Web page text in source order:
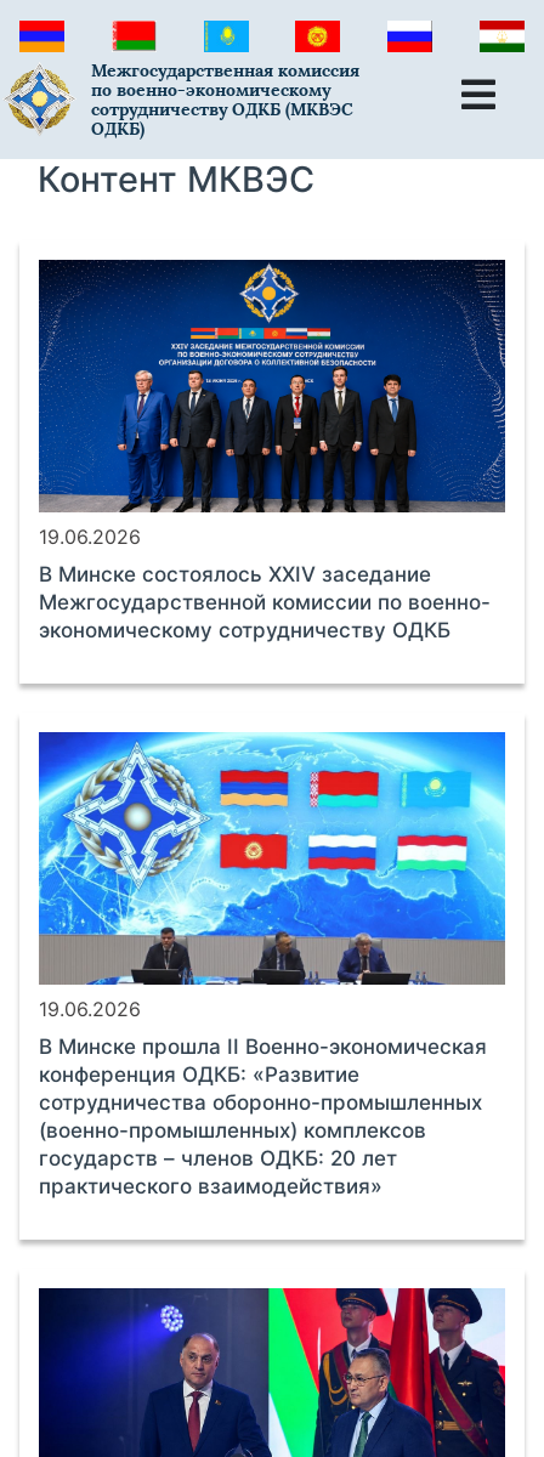
Межгосударственная комиссия
по военно-экономическому
сотрудничеству ОДКБ (МКВЭС
ОДКБ)
Контент МКВЭС
19.06.2026
В Минске состоялось XXIV заседание
Межгосударственной комиссии по военно-
экономическому сотрудничеству ОДКБ
19.06.2026
В Минске прошла II Военно-экономическая
конференция ОДКБ: «Развитие
сотрудничества оборонно-промышленных
(военно-промышленных) комплексов
государств – членов ОДКБ: 20 лет
практического взаимодействия»